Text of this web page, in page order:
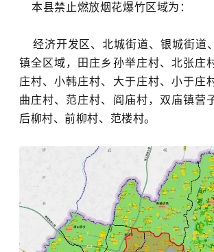
本县禁止燃放烟花爆竹区域为：
经济开发区、北城街道、银城街道
镇全区域，田庄乡孙举庄村、北张庄
庄村、小韩庄村、大于庄村、小于庄
曲庄村、范庄村、阎庙村，双庙镇营
后柳村、前柳村、范楼村。